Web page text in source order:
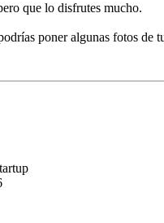
que lo disfrutes mucho.
poner algunas fotos de